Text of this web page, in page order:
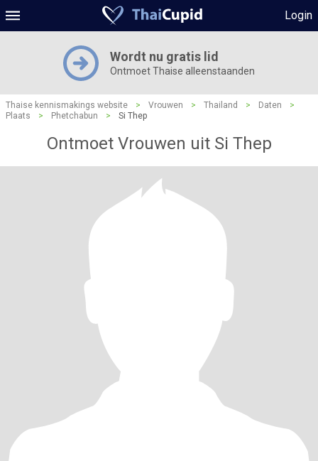
Login
Wordt nu gratis lid
Ontmoet Thaise alleenstaanden
Thaise kennismakings website > Vrouwen > Thailand > Daten
>
Plaats
> Phetchabun > Si Thep
Ontmoet Vrouwen uit Si Thep